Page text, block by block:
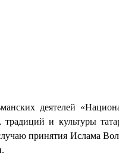
деятелей
и культуры
принятия Ислама